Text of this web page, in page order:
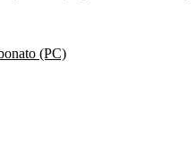
(PC)